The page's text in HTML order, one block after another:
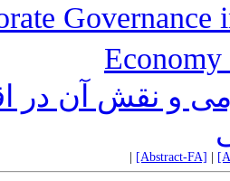
Governance
و نقش آن در
[Abstract-FA]